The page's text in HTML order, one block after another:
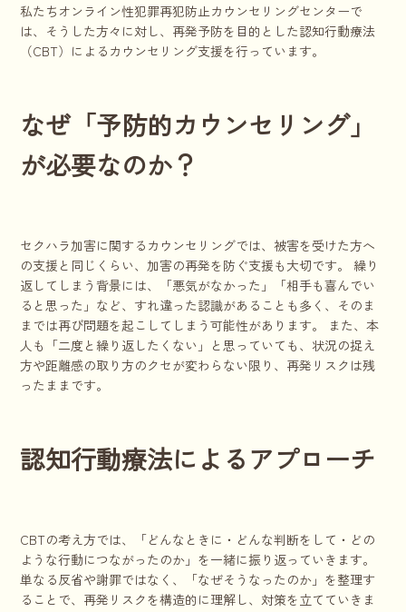
私たちオンライン性犯罪再犯防止カウンセリングセンターで
は、そうした方々に対し、再発予防を目的とした認知行動療法
（CBT）によるカウンセリング支援を行っています。
なぜ「予防的カウンセリング」
が必要なのか？
セクハラ加害に関するカウンセリングでは、被害を受けた方へ
の支援と同じくらい、加害の再発を防ぐ支援も大切です。 繰り
返してしまう背景には、「悪気がなかった」「相手も喜んでい
ると思った」など、すれ違った認識があることも多く、そのま
までは再び問題を起こしてしまう可能性があります。 また、本
人も「二度と繰り返したくない」と思っていても、状況の捉え
方や距離感の取り方のクセが変わらない限り、再発リスクは残
ったままです。
認知行動療法によるアプローチ
CBTの考え方では、「どんなときに・どんな判断をして・どの
ような行動につながったのか」を一緒に振り返っていきます。
単なる反省や謝罪ではなく、「なぜそうなったのか」を整理す
ることで、再発リスクを構造的に理解し、対策を立てていきま